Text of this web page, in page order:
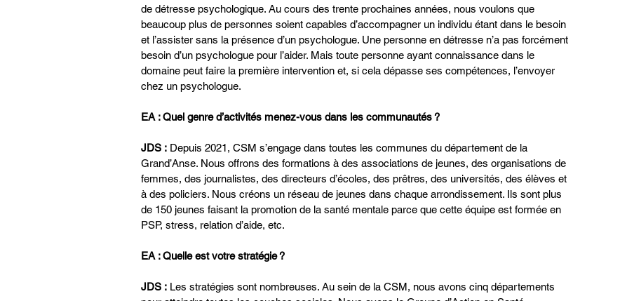
de détresse psychologique. Au cours des trente prochaines années, nous voulons que
beaucoup plus de personnes soient capables d’accompagner un individu étant dans le besoin
et l’assister sans la présence d’un psychologue. Une personne en détresse n’a pas forcément
besoin d’un psychologue pour l’aider. Mais toute personne ayant connaissance dans le
domaine peut faire la première intervention et, si cela dépasse ses compétences, l’envoyer
chez un psychologue.
EA : Quel genre d’activités menez-vous dans les communautés ?
JDS : Depuis 2021, CSM s’engage dans toutes les communes du département de la
Grand’Anse. Nous offrons des formations à des associations de jeunes, des organisations de
femmes, des journalistes, des directeurs d’écoles, des prêtres, des universités, des élèves et
à des policiers. Nous créons un réseau de jeunes dans chaque arrondissement. Ils sont plus
de 150 jeunes faisant la promotion de la santé mentale parce que cette équipe est formée en
PSP, stress, relation d’aide, etc.
EA : Quelle est votre stratégie ?
JDS : Les stratégies sont nombreuses. Au sein de la CSM, nous avons cinq départements